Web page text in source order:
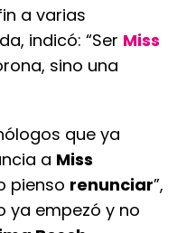
a varias
indicó: “Ser Miss
sino una
que ya
a Miss
pienso renunciar”,
ya empezó y no